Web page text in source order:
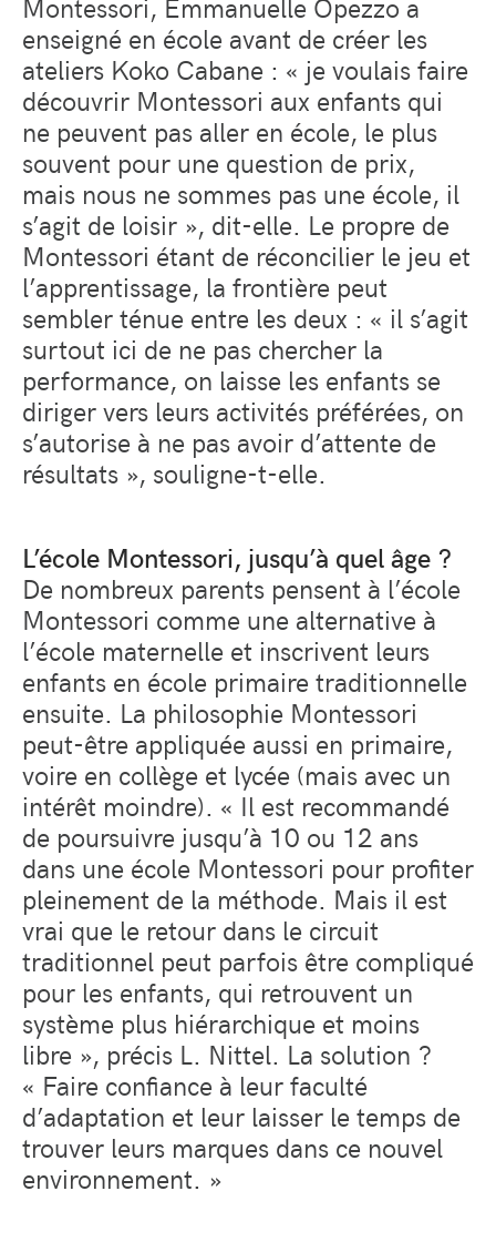
enseigné en école avant de créer les
ateliers Koko Cabane : « je voulais faire
découvrir Montessori aux enfants qui
ne peuvent pas aller en école, le plus
souvent pour une question de prix,
mais nous ne sommes pas une école, il
s’agit de loisir », dit-elle. Le propre de
Montessori étant de réconcilier le jeu et
l’apprentissage, la frontière peut
sembler ténue entre les deux : « il s’agit
surtout ici de ne pas chercher la
performance, on laisse les enfants se
diriger vers leurs activités préférées, on
s’autorise à ne pas avoir d’attente de
résultats », souligne-t-elle.
L’école Montessori, jusqu’à quel âge ?
De nombreux parents pensent à l’école
Montessori comme une alternative à
l’école maternelle et inscrivent leurs
enfants en école primaire traditionnelle
ensuite. La philosophie Montessori
peut-être appliquée aussi en primaire,
voire en collège et lycée (mais avec un
intérêt moindre). « Il est recommandé
de poursuivre jusqu’à 10 ou 12 ans
dans une école Montessori pour profiter
pleinement de la méthode. Mais il est
vrai que le retour dans le circuit
traditionnel peut parfois être compliqué
pour les enfants, qui retrouvent un
système plus hiérarchique et moins
libre », précis L. Nittel. La solution ?
« Faire confiance à leur faculté
d’adaptation et leur laisser le temps de
trouver leurs marques dans ce nouvel
environnement. »